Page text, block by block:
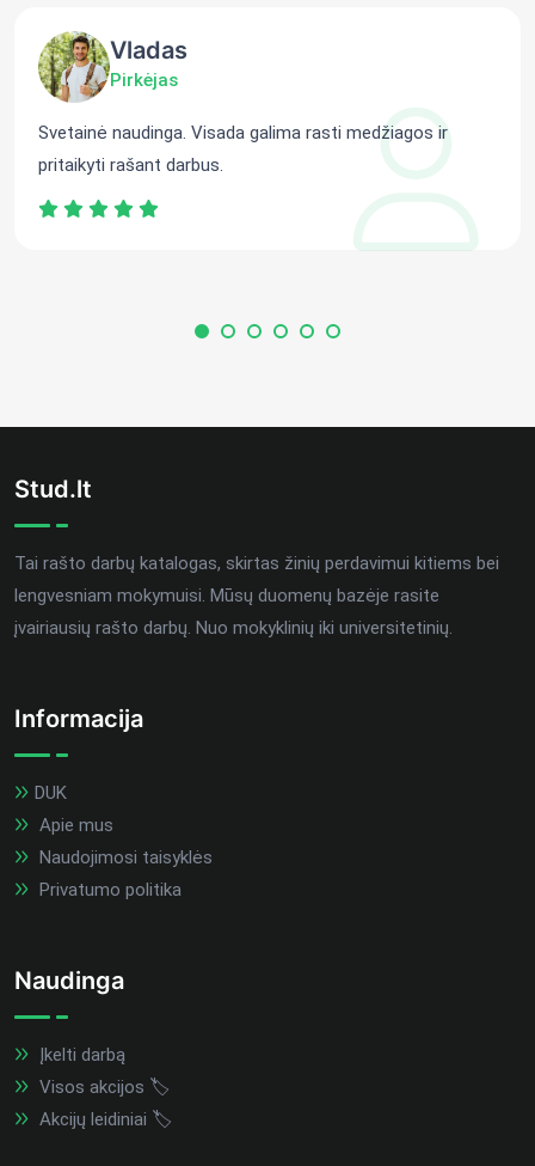
Vladas
Pirkėjas
Svetainė naudinga. Visada galima rasti medžiagos ir
pritaikyti rašant darbus.
Stud.lt
Tai rašto darbų katalogas, skirtas žinių perdavimui kitiems bei
lengvesniam mokymuisi. Mūsų duomenų bazėje rasite
įvairiausių rašto darbų. Nuo mokyklinių iki universitetinių.
Informacija
DUK
Apie mus
Naudojimosi taisyklės
Privatumo politika
Naudinga
Įkelti darbą
Visos akcijos 🏷️
Akcijų leidiniai 🏷️